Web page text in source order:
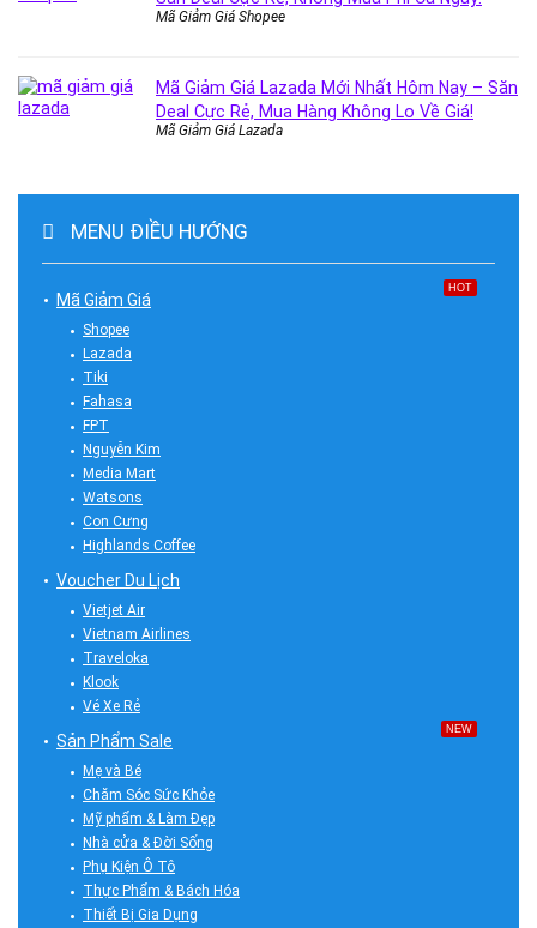
Mã Giảm Giá Shopee
Mã Giảm Giá Lazada Mới Nhất Hôm Nay – Săn
Deal Cực Rẻ, Mua Hàng Không Lo Về Giá!
Mã Giảm Giá Lazada
MENU ĐIỀU HƯỚNG
Mã Giảm Giá
HOT
Shopee
Lazada
Tiki
Fahasa
FPT
Nguyễn Kim
Media Mart
Watsons
Con Cưng
Highlands Coffee
Voucher Du Lịch
Vietjet Air
Vietnam Airlines
Traveloka
Klook
Vé Xe Rẻ
Sản Phẩm Sale
NEW
Mẹ và Bé
Chăm Sóc Sức Khỏe
Mỹ phẩm & Làm Đẹp
Nhà cửa & Đời Sống
Phụ Kiện Ô Tô
Thực Phẩm & Bách Hóa
Thiết Bị Gia Dụng